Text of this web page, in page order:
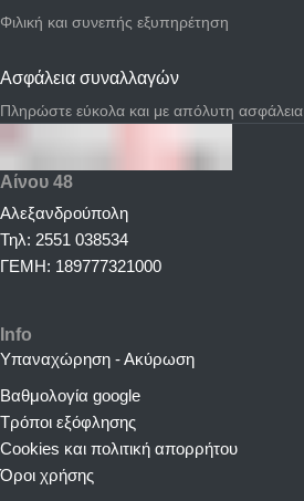
Φιλική και συνεπής εξυπηρέτηση
Ασφάλεια συναλλαγών
Πληρώστε εύκολα και με απόλυτη ασφάλεια
Αίνου 48
Αλεξανδρούπολη
Τηλ: 2551 038534
ΓΕΜΗ: 189777321000
Info
Υπαναχώρηση - Ακύρωση
Βαθμολογία google
Τρόποι εξόφλησης
Cookies και πολιτική απορρήτου
Όροι χρήσης